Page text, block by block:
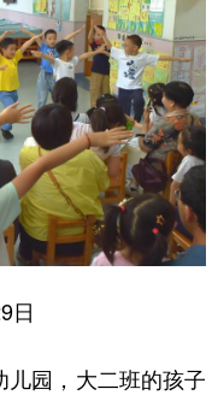
日
儿园，大二班的孩子